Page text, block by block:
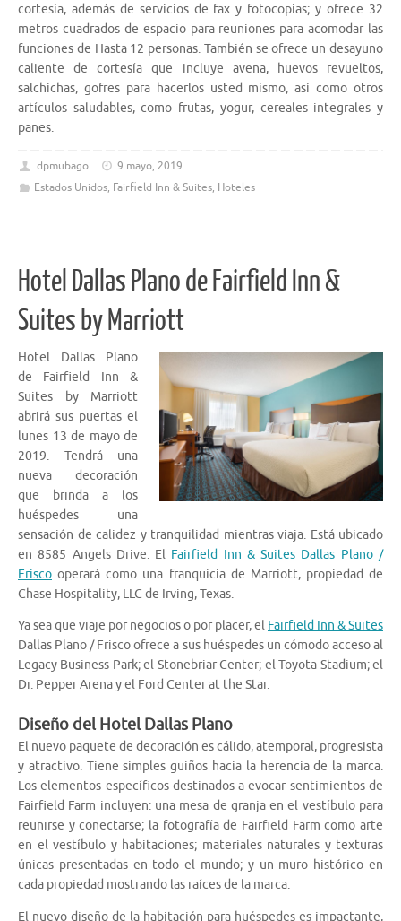
cortesía, además de servicios de fax y fotocopias; y ofrece 32
metros cuadrados de espacio para reuniones para acomodar las
funciones de Hasta 12 personas. También se ofrece un desayuno
caliente de cortesía que incluye avena, huevos revueltos,
salchichas, gofres para hacerlos usted mismo, así como otros
artículos saludables, como frutas, yogur, cereales integrales y
panes.
dpmubago
9 mayo, 2019
Estados Unidos, Fairfield Inn & Suites, Hoteles
Hotel Dallas Plano de Fairfield Inn &
Suites by Marriott
Hotel Dallas Plano
de Fairfield Inn &
Suites by Marriott
abrirá sus puertas el
lunes 13 de mayo de
2019. Tendrá una
nueva decoración
que brinda a los
huéspedes una
sensación de calidez y tranquilidad mientras viaja. Está ubicado
en 8585 Angels Drive. El Fairfield Inn & Suites Dallas Plano /
Frisco operará como una franquicia de Marriott, propiedad de
Chase Hospitality, LLC de Irving, Texas.
Ya sea que viaje por negocios o por placer, el Fairfield Inn & Suites
Dallas Plano / Frisco ofrece a sus huéspedes un cómodo acceso al
Legacy Business Park; el Stonebriar Center; el Toyota Stadium; el
Dr. Pepper Arena y el Ford Center at the Star.
Diseño del Hotel Dallas Plano
El nuevo paquete de decoración es cálido, atemporal, progresista
y atractivo. Tiene simples guiños hacia la herencia de la marca.
Los elementos específicos destinados a evocar sentimientos de
Fairfield Farm incluyen: una mesa de granja en el vestíbulo para
reunirse y conectarse; la fotografía de Fairfield Farm como arte
en el vestíbulo y habitaciones; materiales naturales y texturas
únicas presentadas en todo el mundo; y un muro histórico en
cada propiedad mostrando las raíces de la marca.
El nuevo diseño de la habitación para huéspedes es impactante,